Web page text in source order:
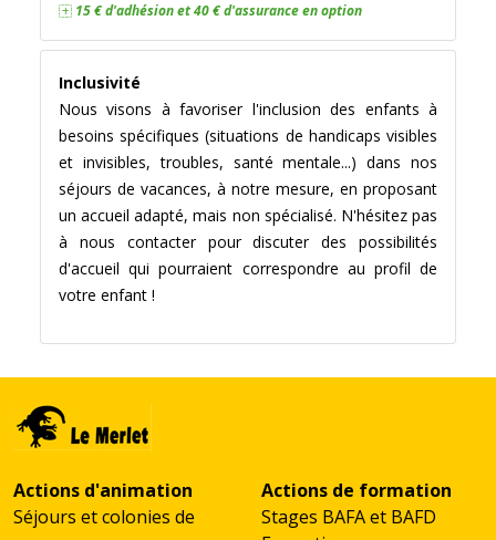
15 € d'adhésion et 40 € d'assurance en option
Inclusivité
Nous visons à favoriser l'inclusion des enfants à
besoins spécifiques (situations de handicaps visibles
et invisibles, troubles, santé mentale...) dans nos
séjours de vacances, à notre mesure, en proposant
un accueil adapté, mais non spécialisé. N'hésitez pas
à nous contacter pour discuter des possibilités
d'accueil qui pourraient correspondre au profil de
votre enfant !
Actions d'animation
Séjours et colonies de
Actions de formation
Stages BAFA et BAFD